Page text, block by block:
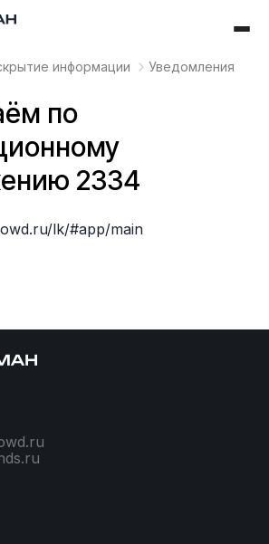
информации Уведомления
по
2334
lk/#app/main